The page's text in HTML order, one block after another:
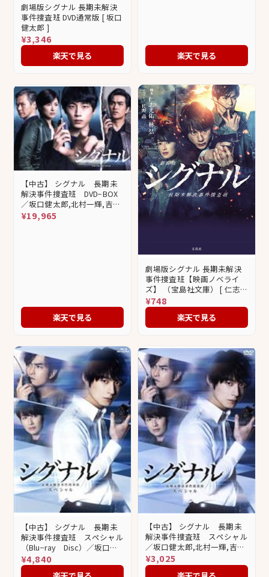
劇場版シグナル 長期未解決
事件捜査班 DVD通常版 [ 坂口
健太郎 ]
¥3,346
楽天で見る 楽天で見る
【中古】 シグナル 長期未
解決事件捜査班 DVD−BOX
／坂口健太郎,北村一輝,吉瀬
美智子,林ゆうき（音楽）,橘
麻美（音楽）
¥19,965
楽天で見る
劇場版シグナル 長期未解決
事件捜査班【映画ノベライ
ズ】 （宝島社文庫） [ 仁志
光佑 ]
¥748
楽天で見る
【中古】 シグナル 長期未
解決事件捜査班 スペシャル
（Blu−ray Disc）／坂口健
太郎,北村一輝,吉瀬美智子,木
村祐一,池田鉄洋,青野楓,林ゆ
¥4,840
【中古】 シグナル 長期未
解決事件捜査班 スペシャル
／坂口健太郎,北村一輝,吉瀬
美智子,木村祐一,池田鉄洋,青
野楓,林ゆうき（音楽）,橘麻
¥3,025